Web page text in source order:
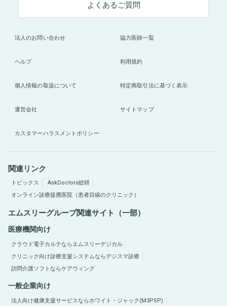
よくあるご質問
法人のお問い合わせ 協力医師一覧
ヘルプ 利用規約
個人情報の取扱について 特定商取引法に基づく表示
運営会社 サイトマップ
カスタマーハラスメントポリシー
関連リンク
トピックス
AskDoctors総研
オンライン診療提携医院（患者目線のクリニック）
エムスリーグループ関連サイト（一部）
医療機関向け
クラウド電子カルテならエムスリーデジカル
クリニック向け診療支援システムならデジスマ診療
訪問介護ソフトならケアウィング
一般企業向け
法人向け健康支援サービスならホワイト・ジャック(M3PSP)